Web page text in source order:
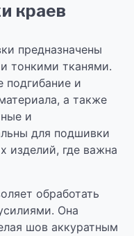
краев
предназначены
тонкими тканями.
подгибание и
а также
и
для подшивки
изделий, где важна
обработать
Она
шов аккуратным